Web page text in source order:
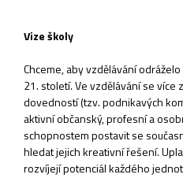
Vize školy
Chceme, aby vzdělávání
21. století. Ve vzdělávání se více
dovedností (tzv. podnikavých
aktivní občanský, profesní a
schopnostem postavit se
hledat jejich kreativní řešení.
rozvíjejí potenciál každého